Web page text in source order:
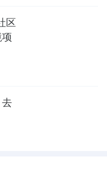
面清扫难的问题，
率；容易枯死的树
+观赏性树皮的组合
动线的仪式感；对
物拾便器……
求员工做什么”到
区
去